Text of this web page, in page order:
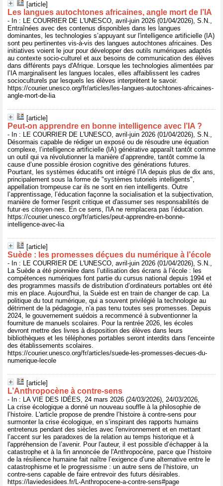
[article]
Les langues autochtones africaines, angle mort de l’IA
- In : LE COURRIER DE L'UNESCO, avril-juin 2026 (01/04/2026), S.N.,
Entraînées avec des contenus disponibles dans les langues
dominantes, les technologies s’appuyant sur l'intelligence artificielle (IA)
sont peu pertinentes vis-à-vis des langues autochtones africaines. Des
initiatives voient le jour pour développer des outils numériques adaptés
au contexte socio-culturel et aux besoins de communication des élèves
dans différents pays d'Afrique. Lorsque les technologies alimentées par
l’IA marginalisent les langues locales, elles affaiblissent les cadres
socioculturels par lesquels les élèves interprètent le savoir.
https://courier.unesco.org/fr/articles/les-langues-autochtones-africaines-
angle-mort-de-lia
[article]
Peut-on apprendre en bonne intelligence avec l’IA ?
- In : LE COURRIER DE L'UNESCO, avril-juin 2026 (01/04/2026), S.N.,
Désormais capable de rédiger un exposé ou de résoudre une équation
complexe, l’intelligence artificielle (IA) générative apparaît tantôt comme
un outil qui va révolutionner la manière d’apprendre, tantôt comme la
cause d’une possible érosion cognitive des générations futures.
Pourtant, les systèmes éducatifs ont intégré l’IA depuis plus de dix ans,
principalement sous la forme de "systèmes tutoriels intelligents",
appellation trompeuse car ils ne sont en rien intelligents. Outre
l’apprentissage, l’éducation façonne la socialisation et la subjectivation,
manière de former l'esprit critique et d'assumer ses responsabilités de
futur·es citoyen·nes. En ce sens, l'IA ne remplacera pas l’éducation.
https://courier.unesco.org/fr/articles/peut-apprendre-en-bonne-
intelligence-avec-lia
[article]
Suède : les promesses déçues du numérique à l’école
- In : LE COURRIER DE L'UNESCO, avril-juin 2026 (01/04/2026), S.N.,
La Suède a été pionnière dans l’utilisation des écrans à l’école : les
compétences numériques font partie du cursus national depuis 1994 et
des programmes massifs de distribution d’ordinateurs portables ont été
mis en place. Aujourd'hui, la Suède est en train de changer de cap. La
politique du tout numérique, qui a souvent privilégié la technologie au
détriment de la pédagogie, n’a pas tenu toutes ses promesses. Depuis
2024, le gouvernement suédois a recommencé à subventionner la
fourniture de manuels scolaires. Pour la rentrée 2026, les écoles
devront mettre des livres à disposition des élèves dans leurs
bibliothèques et les téléphones portables seront interdits dans l'enceinte
des établissements scolaires.
https://courier.unesco.org/fr/articles/suede-les-promesses-decues-du-
numerique-lecole
[article]
L’Anthropocène à contre-sens
- In : LA VIE DES IDÉES, 24 mars 2026 (24/03/2026), 24/03/2026,
La crise écologique a donné un nouveau souffle à la philosophie de
l’histoire. L'article propose de prendre l’histoire à contre-sens pour
surmonter la crise écologique, en s’inspirant des rapports humains
entretenus pendant des siècles avec l'environnement et en mettant
l’accent sur les paradoxes de la relation au temps historique et à
l'appréhension de l’avenir. Pour l'auteur, il est possible d’échapper à la
catastrophe et à la fin annoncée de l'Anthropocène, parce que l’histoire
de la résilience humaine fait naître l’exigence d’une alternative entre le
catastrophisme et le progressisme : un autre sens de l’histoire, un
contre-sens capable de faire entrevoir des futurs désirables.
https://laviedesidees.fr/L-Anthropocene-a-contre-sens#page